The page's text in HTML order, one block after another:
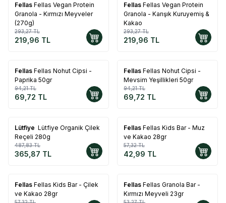
%25
Fellas Fellas Vegan Protein
Granola - Kırmızı Meyveler
(270g)
293,27TL
219,96 TL
%25
Fellas Fellas Vegan Protein
Granola - Karışık Kuruyemiş &
Kakao
293,27TL
219,96 TL
%26
Fellas Fellas Nohut Cipsi -
Paprika 50gr
94,21TL
69,72 TL
%26
Fellas Fellas Nohut Cipsi -
Mevsim Yeşillikleri 50gr
94,21TL
69,72 TL
%25
Lütfiye Lütfiye Organik Çilek
Reçeli 280g
487,83TL
365,87 TL
%25
Fellas Fellas Kids Bar - Muz
ve Kakao 28gr
57,32TL
42,99 TL
%25
Fellas Fellas Kids Bar - Çilek
ve Kakao 28gr
%25
Fellas Fellas Granola Bar -
Kırmızı Meyveli 23gr